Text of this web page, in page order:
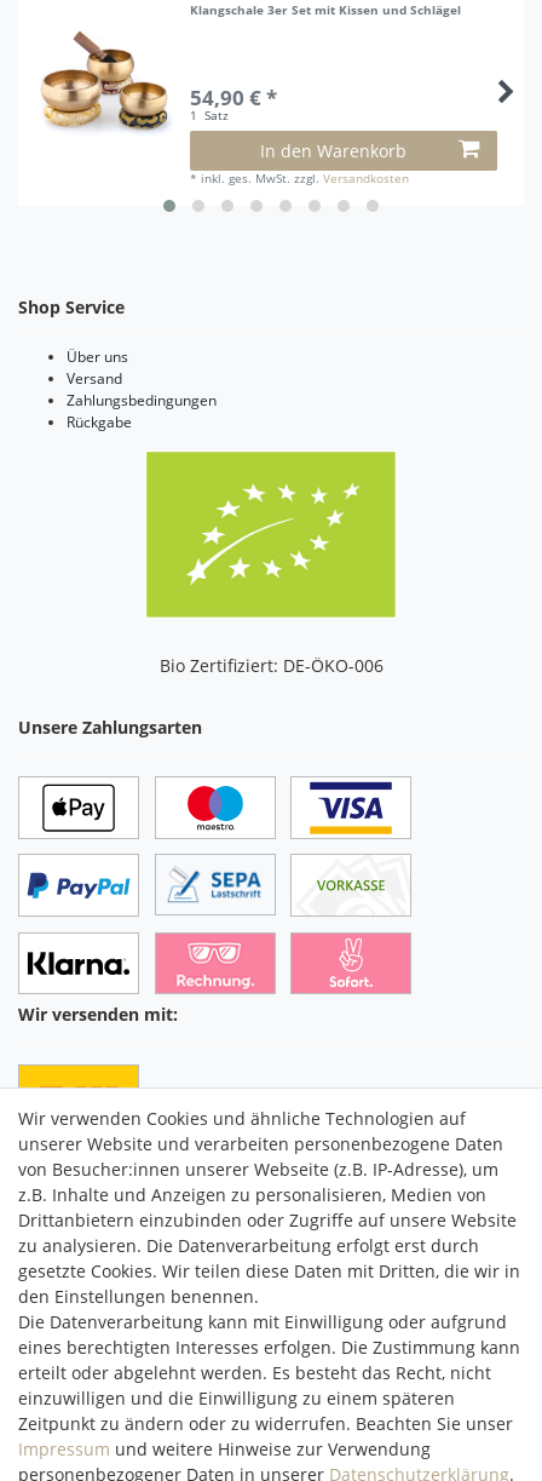
Klangschale 3er Set mit Kissen und Schlägel
54,90 € *
1 Satz
In den Warenkorb
* inkl. ges. MwSt. zzgl.Versandkosten
Shop Service
Über uns
Versand
Zahlungsbedingungen
Rückgabe
Bio Zertifiziert: DE-ÖKO-006
Unsere Zahlungsarten
Wir versenden mit:
C2M COMMERCE GmbH
Hüttenheim 119
97348 Willanzheim
Mo-Fr: 09:00 - 14:00 Uhr
service@c2m-commerce.com
Persönlich:093 26 - 97 97 90
Wir verwenden Cookies und ähnliche Technologien auf
unserer Website und verarbeiten personenbezogene Daten
von Besucher:innen unserer Webseite (z.B. IP-Adresse), um
z.B. Inhalte und Anzeigen zu personalisieren, Medien von
Drittanbietern einzubinden oder Zugriffe auf unsere Website
zu analysieren. Die Datenverarbeitung erfolgt erst durch
gesetzte Cookies. Wir teilen diese Daten mit Dritten, die wir in
den Einstellungen benennen.
Die Datenverarbeitung kann mit Einwilligung oder aufgrund
eines berechtigten Interesses erfolgen. Die Zustimmung kann
erteilt oder abgelehnt werden. Es besteht das Recht, nicht
einzuwilligen und die Einwilligung zu einem späteren
Zeitpunkt zu ändern oder zu widerrufen. Beachten Sie unser
Impressum und weitere Hinweise zur Verwendung
personenbezogener Daten in unserer Daten­schutz­erklärung.